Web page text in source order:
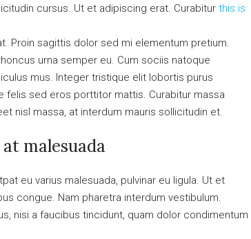
cursus. Ut et adipiscing erat. Curabitur this is
Proin sagittis dolor sed mi elementum pretium.
urna semper eu. Cum sociis natoque
mus. Integer tristique elit lobortis purus
felis sed eros porttitor mattis. Curabitur massa
nisl massa, at interdum mauris sollicitudin et.
malesuada
eu varius malesuada, pulvinar eu ligula. Ut et
congue. Nam pharetra interdum vestibulum.
nisi a faucibus tincidunt, quam dolor condimentum